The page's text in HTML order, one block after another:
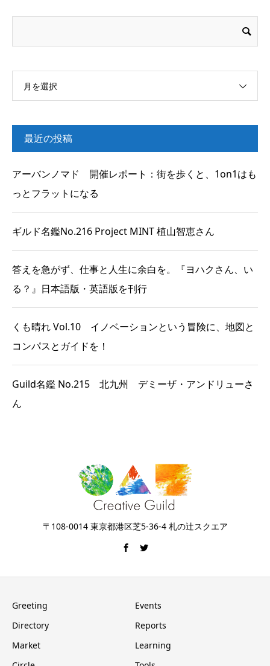
月を選択
最近の投稿
アーバンノマド 開催レポート：街を歩くと、1on1はも
っとフラットになる
ギルド名鑑No.216 Project MINT 植山智恵さん
答えを急がず、仕事と人生に余白を。『ヨハクさん、い
る？』日本語版・英語版を刊行
くも晴れ Vol.10 イノベーションという冒険に、地図と
コンパスとガイドを！
Guild名鑑 No.215 北九州 デミーザ・アンドリューさ
ん
〒108-0014 東京都港区芝5-36-4 札の辻スクエア
Greeting
Events
Directory
Reports
Market
Learning